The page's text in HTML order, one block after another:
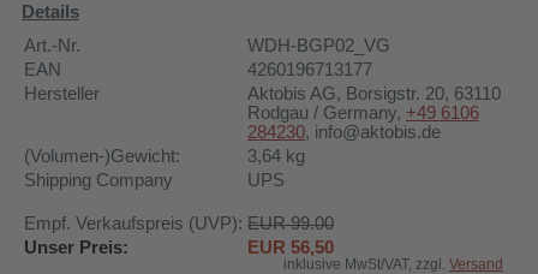
Details
Art.-Nr.
WDH-BGP02_VG
EAN
4260196713177
Hersteller
Aktobis AG, Borsigstr. 20, 63110
Rodgau / Germany, +49 6106
284230, info@aktobis.de
(Volumen-)Gewicht:
3,64 kg
Shipping Company
UPS
Empf. Verkaufspreis (UVP): EUR 99.00
Unser Preis:
EUR 56,50
inklusive MwSt/VAT, zzgl. Versand